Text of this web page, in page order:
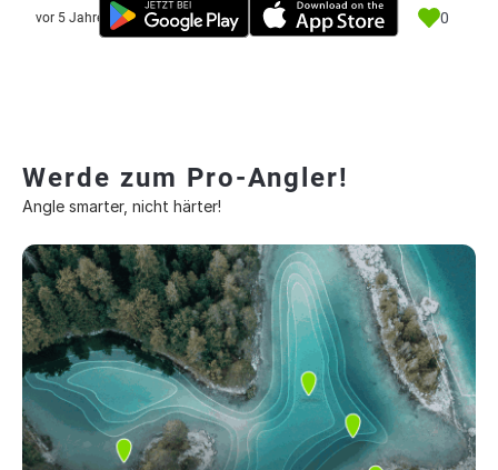
vor 5 Jahre 0
Werde zum Pro-Angler!
Angle smarter, nicht härter!